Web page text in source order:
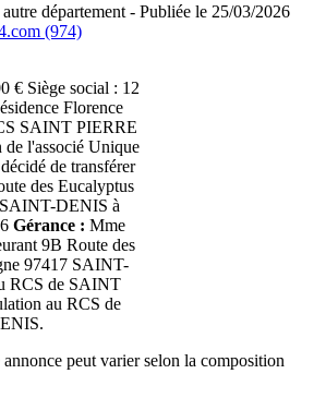
département - Publiée le 25/03/2026
(974)
€ Siège social : 12
Florence
SAINT PIERRE
l'associé Unique
de transférer
des Eucalyptus
DENIS à
Gérance : Mme
9B Route des
97417 SAINT-
RCS de SAINT
au RCS de
peut varier selon la composition